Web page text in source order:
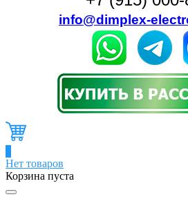
info@dimplex-
Нет товаров
Корзина пуста